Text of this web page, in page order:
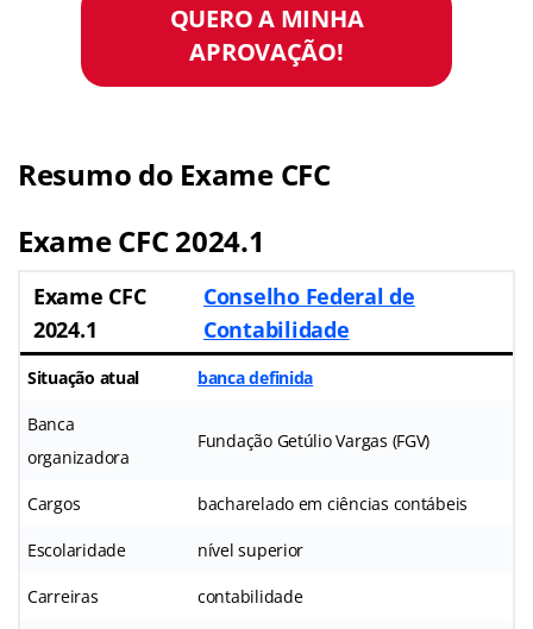
QUERO A MINHA
APROVAÇÃO!
Resumo do Exame CFC
Exame CFC 2024.1
Exame CFC
2024.1
Conselho Federal de
Contabilidade
Situação atual banca definida
Banca
organizadora
Fundação Getúlio Vargas (FGV)
Cargos bacharelado em ciências contábeis
Escolaridade nível superior
Carreiras contabilidade